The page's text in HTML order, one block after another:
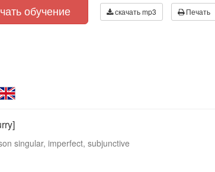
обучение скачать mp3 Печать
singular, imperfect, subjunctive